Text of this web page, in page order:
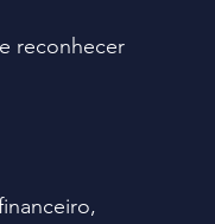
reconhecer